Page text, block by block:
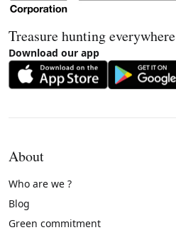
Treasure hunting everywhere
Download our app
About
Who are we ?
Blog
Green commitment